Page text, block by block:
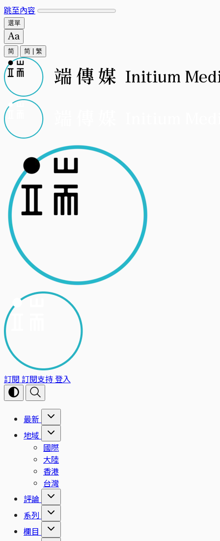
跳至內容
選單
简 简 繁
訂閱 訂閱支持登入
最新
地域
國際
大陸
香港
台灣
評論
系列
欄目